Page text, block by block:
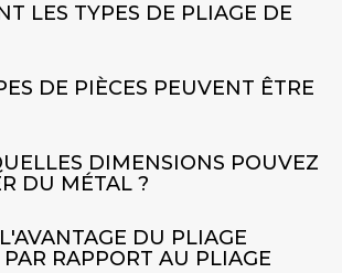
LES TYPES DE PLIAGE DE
DE PIÈCES PEUVENT ÊTRE
DIMENSIONS POUVEZ
DU MÉTAL ?
DU PLIAGE
RAPPORT AU PLIAGE